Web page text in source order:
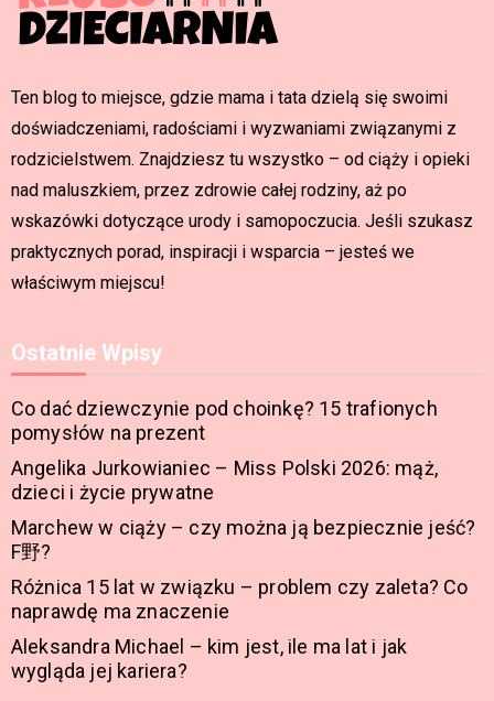
Ten blog to miejsce, gdzie mama i tata dzielą się swoimi
doświadczeniami, radościami i wyzwaniami związanymi z
rodzicielstwem. Znajdziesz tu wszystko – od ciąży i opieki
nad maluszkiem, przez zdrowie całej rodziny, aż po
wskazówki dotyczące urody i samopoczucia. Jeśli szukasz
praktycznych porad, inspiracji i wsparcia – jesteś we
właściwym miejscu!
Ostatnie Wpisy
Co dać dziewczynie pod choinkę? 15 trafionych
pomysłów na prezent
Angelika Jurkowianiec – Miss Polski 2026: mąż,
dzieci i życie prywatne
Marchew w ciąży – czy można ją bezpiecznie jeść?
F野?
Różnica 15 lat w związku – problem czy zaleta? Co
naprawdę ma znaczenie
Aleksandra Michael – kim jest, ile ma lat i jak
wygląda jej kariera?